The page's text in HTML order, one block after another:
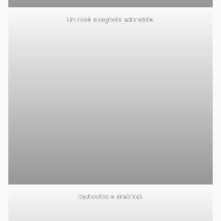
Un rosè spagnolo adorabile.
Radicchio e arachidi.